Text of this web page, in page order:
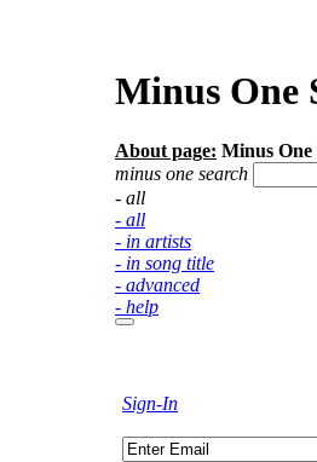
Minus One
About page: Minus One
minus one search
- all
- all
- in artists
- in song title
- advanced
- help
Sign-In